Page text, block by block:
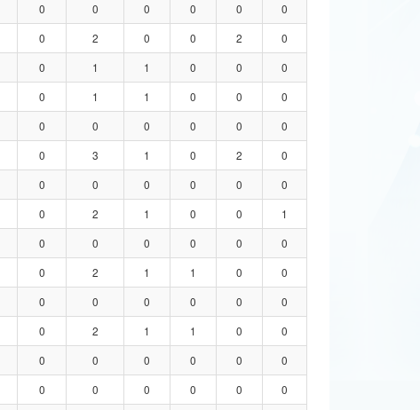
0 0 0 0 0
0
0 2 0 0 2
0
0 1 1 0 0
0
0 1 1 0 0
0
0 0 0 0 0
0
0 3 1 0 2
0
0 0 0 0 0
0
0 2 1 0 0
1
0 0 0 0 0
0
0 2 1 1 0
0
0 0 0 0 0
0
0 2 1 1 0
0
0 0 0 0 0
0
0 0 0 0 0
0